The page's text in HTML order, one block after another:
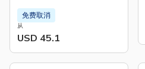
Slimming Comprehensive
Treatment (Private
Rooms)
从
USD 45.1
免费取消
5.0(1)